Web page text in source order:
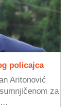
policajca
Aritonović
za